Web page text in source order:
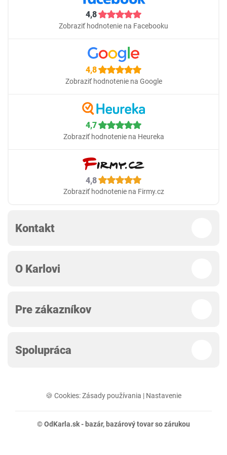
4,8
Zobraziť hodnotenie na Facebooku
4,8
Zobraziť hodnotenie na Google
4,7
Zobraziť hodnotenie na Heureka
4,8
Zobraziť hodnotenie na Firmy.cz
Kontakt
O Karlovi
Pre zákazníkov
Spolupráca
🍪 Cookies:Zásady používania | Nastavenie
© OdKarla.sk - bazár, bazárový tovar so zárukou